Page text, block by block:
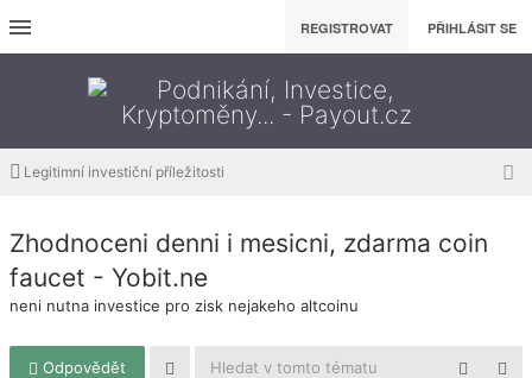
REGISTROVAT PŘIHLÁSIT SE
Legitimní investiční příležitosti
Zhodnoceni denni i mesicni, zdarma coin
faucet - Yobit.ne
neni nutna investice pro zisk nejakeho altcoinu
Odpovědět